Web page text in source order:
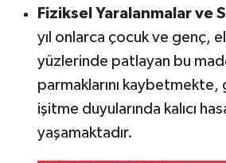
Fiziksel Yaralanmalar ve
yıl onlarca çocuk ve genç,
yüzlerinde patlayan bu
parmaklarını kaybetmekte,
işitme duyularında kalıcı
yaşamaktadır.